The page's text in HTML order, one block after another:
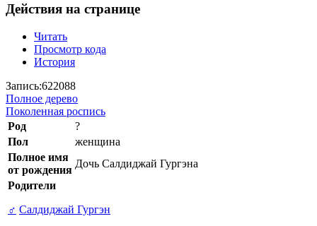
Действия на странице
Читать
Просмотр кода
История
Запись:622088
Полное дерево
Поколенная роспись
Род
?
Пол
женщина
Полное имя
от рождения
Дочь Салдиджай Гургэна
Родители
♂ Салдиджай Гургэн